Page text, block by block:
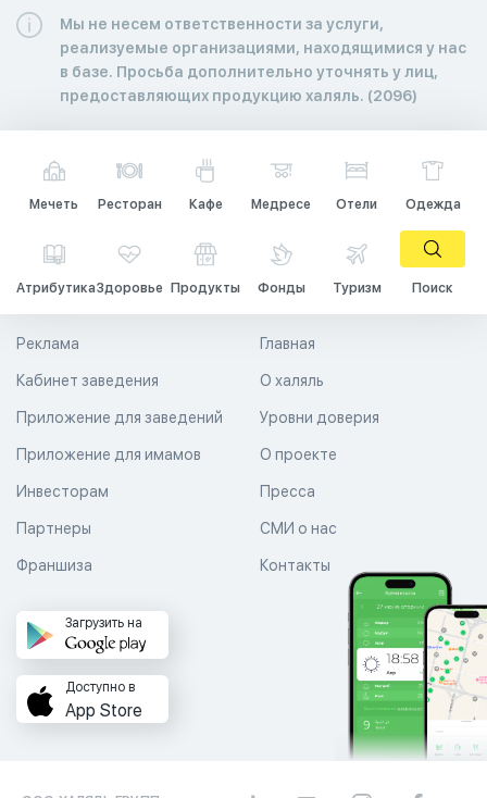
Мы не несем ответственности за услуги,
реализуемые организациями, находящимися у нас
в базе. Просьба дополнительно уточнять у лиц,
предоставляющих продукцию халяль. (2096)
Мечеть Ресторан Кафе Медресе Отели Одежда
АтрибутикаЗдоровье Продукты Фонды Туризм Поиск
Главная
О халяль
Уровни доверия
Реклама
Кабинет заведения
Приложение для заведений
Приложение для имамов О проекте
Пресса
СМИ о нас
Контакты
Инвесторам
Партнеры
Франшиза
Загрузить на
Доступно в
App Store